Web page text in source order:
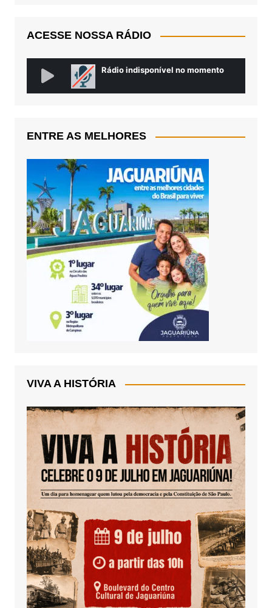
ACESSE NOSSA RÁDIO
ENTRE AS MELHORES
VIVA A HISTÓRIA